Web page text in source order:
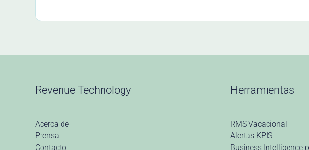
Revenue Technology
Acerca de
Prensa
Contacto
Herramientas
RMS Vacacional
Alertas KPIS
Business Intelligence